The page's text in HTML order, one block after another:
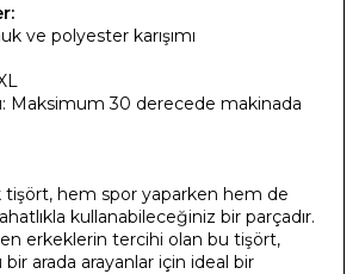
ve polyester karışımı
Maksimum 30 derecede makinada
tişört, hem spor yaparken hem de
kullanabileceğiniz bir parçadır.
erkeklerin tercihi olan bu tişört,
bir arada arayanlar için ideal bir